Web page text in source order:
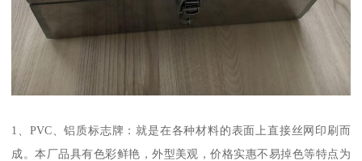
1、PVC、铝质标志牌：就是在各种材料的表面上直接丝网印刷而
成。本厂品具有色彩鲜艳，外型美观，价格实惠不易掉色等特点为